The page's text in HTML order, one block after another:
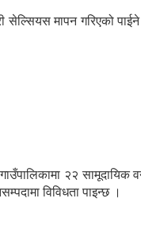
मापन गरिएको
२२
विविधता पाइन्छ ।